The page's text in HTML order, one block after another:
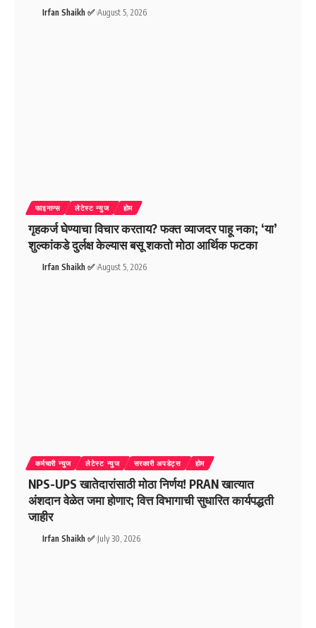
Irfan Shaikh ✅ August 5, 2026
फाइनान्स लेटेस्ट न्युज होम
गृहकर्ज घेण्याचा विचार करताय? फक्त व्याजदर पाहू नका; ‘या’
शुल्कांकडे दुर्लक्ष केल्यास बसू शकतो मोठा आर्थिक फटका
Irfan Shaikh ✅ August 5, 2026
कर्मचारी न्युज लेटेस्ट न्युज सरकारी अपडेट्स होम
NPS-UPS खातेदारांसाठी मोठा निर्णय! PRAN खात्यात
अंशदान वेळेत जमा होणार; वित्त विभागाची सुधारित कार्यपद्धती
जाहीर
Irfan Shaikh ✅ July 30, 2026